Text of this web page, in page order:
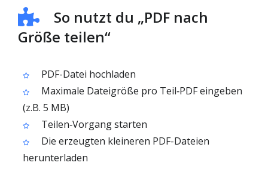
So nutzt du „PDF nach
Größe teilen“
PDF-Datei hochladen
Maximale Dateigröße pro Teil‑PDF eingeben
(z.B. 5 MB)
Teilen‑Vorgang starten
Die erzeugten kleineren PDF-Dateien
herunterladen